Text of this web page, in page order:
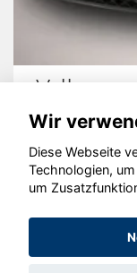
©
Wir
Diese Webseite
Technologien,
um